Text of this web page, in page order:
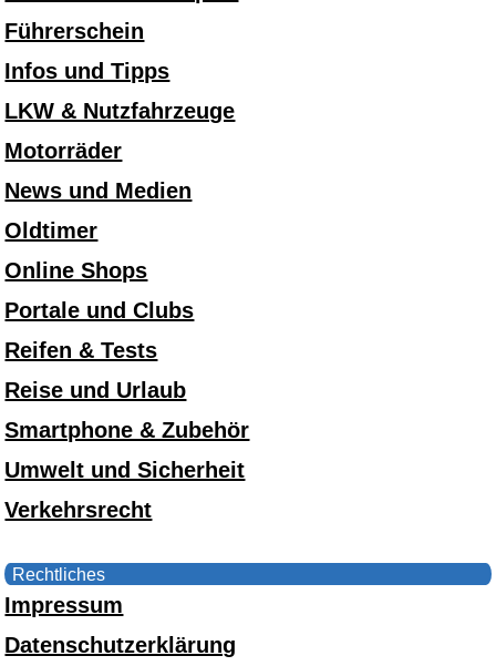
Führerschein
Infos und Tipps
LKW & Nutzfahrzeuge
Motorräder
News und Medien
Oldtimer
Online Shops
Portale und Clubs
Reifen & Tests
Reise und Urlaub
Smartphone & Zubehör
Umwelt und Sicherheit
Verkehrsrecht
Rechtliches
Impressum
Datenschutzerklärung